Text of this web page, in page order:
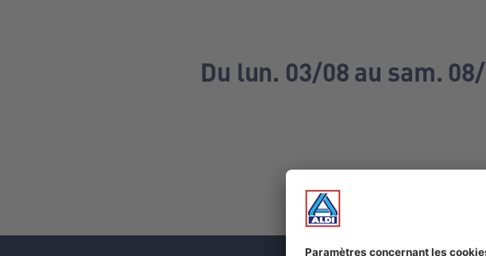
Du lun. 03/08 au sam.